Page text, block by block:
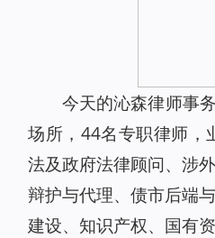
今天的沁森律师事
场所，44名专职律师，
法及政府法律顾问、涉
辩护与代理、债市后端
建设、知识产权、国有